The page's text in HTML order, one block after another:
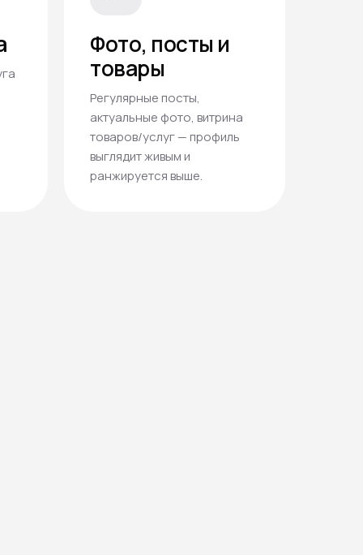
Фото, посты и
товары
Регулярные посты,
актуальные фото, витрина
товаров/услуг — профиль
выглядит живым и
ранжируется выше.